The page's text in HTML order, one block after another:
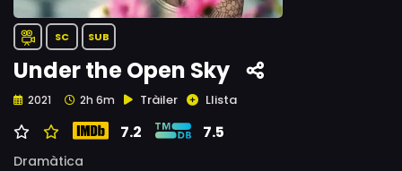
SC SUB
Under the Open Sky
2021 2h 6m Tràiler Llista
7.2 7.5
Dramàtica